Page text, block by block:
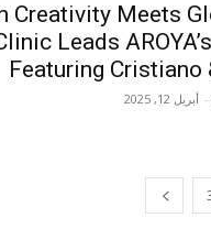
Creativity Meets
Leads
Featuring Cristiano
- أبريل 12, 2025